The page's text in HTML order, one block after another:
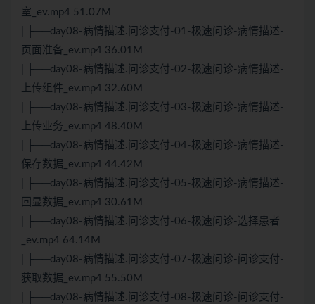
室_ev.mp4 51.07M
| ├──day08-病情描述.问诊支付-01-极速问诊-病情描述-
页面准备_ev.mp4 36.01M
| ├──day08-病情描述.问诊支付-02-极速问诊-病情描述-
上传组件_ev.mp4 32.60M
| ├──day08-病情描述.问诊支付-03-极速问诊-病情描述-
上传业务_ev.mp4 48.40M
| ├──day08-病情描述.问诊支付-04-极速问诊-病情描述-
保存数据_ev.mp4 44.42M
| ├──day08-病情描述.问诊支付-05-极速问诊-病情描述-
回显数据_ev.mp4 30.61M
| ├──day08-病情描述.问诊支付-06-极速问诊-选择患者
_ev.mp4 64.14M
| ├──day08-病情描述.问诊支付-07-极速问诊-问诊支付-
获取数据_ev.mp4 55.50M
| ├──day08-病情描述.问诊支付-08-极速问诊-问诊支付-